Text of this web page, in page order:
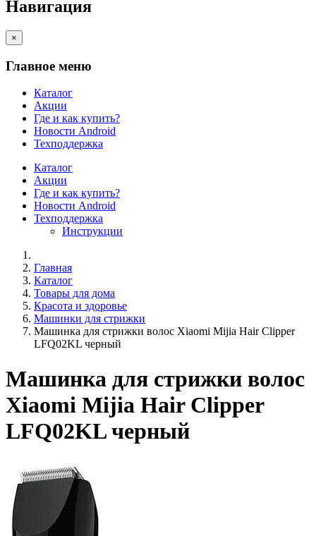
Навигация
×
Главное меню
Каталог
Акции
Где и как купить?
Новости Android
Техподдержка
Каталог
Акции
Где и как купить?
Новости Android
Техподдержка
Инструкции
Главная
Каталог
Товары для дома
Красота и здоровье
Машинки для стрижки
Машинка для стрижки волос Xiaomi Mijia Hair Clipper
LFQ02KL черный
Машинка для стрижки волос
Xiaomi Mijia Hair Clipper
LFQ02KL черный